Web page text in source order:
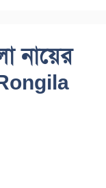
নায়ের